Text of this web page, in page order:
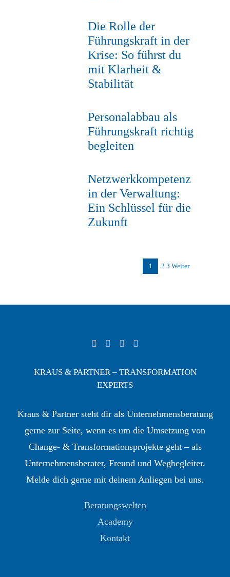
Die Rolle der
Führungskraft in der
Krise: So führst du
mit Klarheit &
Stabilität
Personalabbau als
Führungskraft richtig
begleiten
Netzwerkkompetenz
in der Verwaltung:
Ein Schlüssel für die
Zukunft
1 2 3 Weiter
KRAUS & PARTNER – TRANSFORMATION
EXPERTS
Kraus & Partner steht dir als Unternehmensberatung
gerne zur Seite, wenn es um die Umsetzung von
Change- & Transformationsprojekte geht – als
Unternehmensberater, Freund und Wegbegleiter.
Melde dich gerne mit deinem Anliegen bei uns.
Beratungswelten
Academy
Kontakt